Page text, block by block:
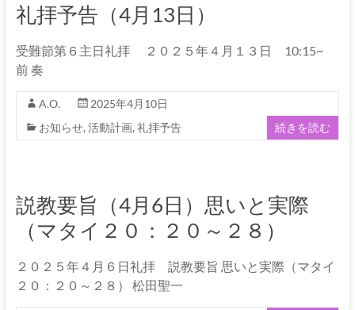
ト
教
団
伊
那
下
教
会
イ
礼拝予告（4月13日）
受難節第６主日礼拝 ２０２５年４月１３日 10:15~
前 奏
A.O.
2025年4月10日
お知らせ, 活動計画, 礼拝予告 続きを読む
説教要旨（4月6日）思いと実際
（マタイ２０：２０～２８）
２０２５年４月６日礼拝 説教要旨 思いと実際（マタイ
２０：２０～２８） 松田聖一